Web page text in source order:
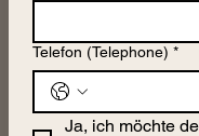
Telefon (Telephone) *
Ja, ich möchte